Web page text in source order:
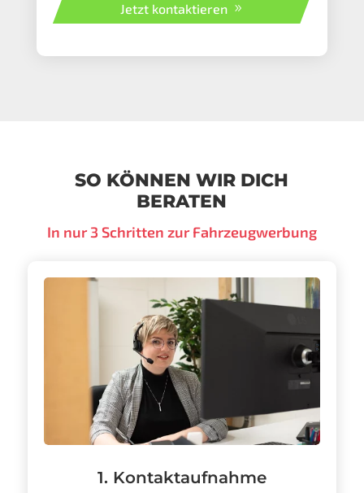
Jetzt kontaktieren
SO KÖNNEN WIR DICH
BERATEN
In nur 3 Schritten zur Fahrzeugwerbung
1. Kontaktaufnahme